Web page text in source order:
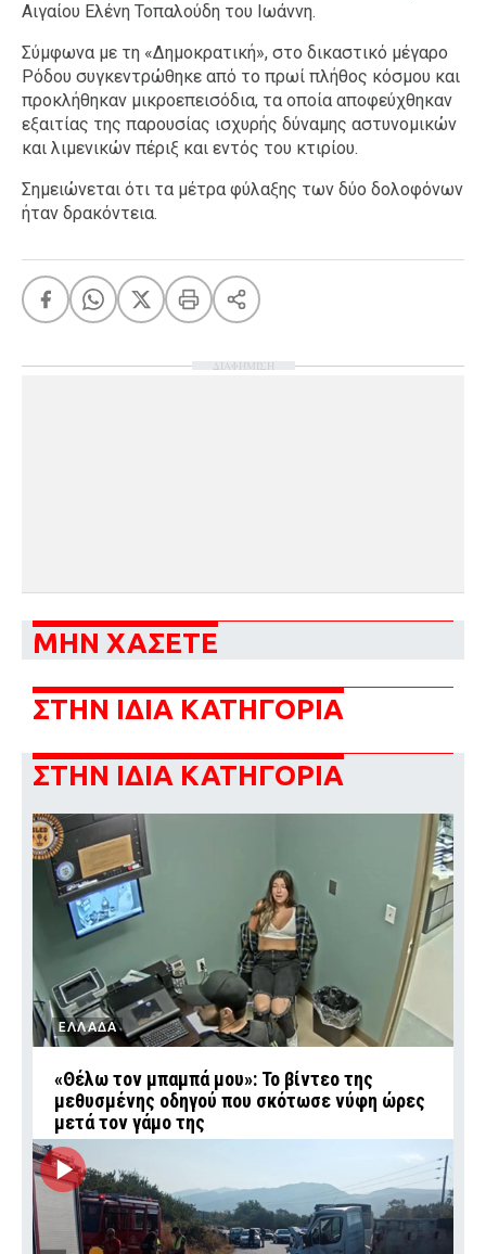
Αιγαίου Ελένη Τοπαλούδη του Ιωάννη.
Σύμφωνα με τη «Δημοκρατική», στο δικαστικό μέγαρο
Ρόδου συγκεντρώθηκε από το πρωί πλήθος κόσμου και
προκλήθηκαν μικροεπεισόδια, τα οποία αποφεύχθηκαν
εξαιτίας της παρουσίας ισχυρής δύναμης αστυνομικών
και λιμενικών πέριξ και εντός του κτιρίου.
Σημειώνεται ότι τα μέτρα φύλαξης των δύο δολοφόνων
ήταν δρακόντεια.
ΔΙΑΦΗΜΙΣΗ
ΜΗΝ ΧΑΣΕΤΕ
ΣΤΗΝ ΙΔΙΑ ΚΑΤΗΓΟΡΙΑ
ΣΤΗΝ ΙΔΙΑ ΚΑΤΗΓΟΡΙΑ
ΕΛΛΑΔΑ
«Θέλω τον μπαμπά μου»: Το βίντεο της
μεθυσμένης οδηγού που σκότωσε νύφη ώρες
μετά τον γάμο της